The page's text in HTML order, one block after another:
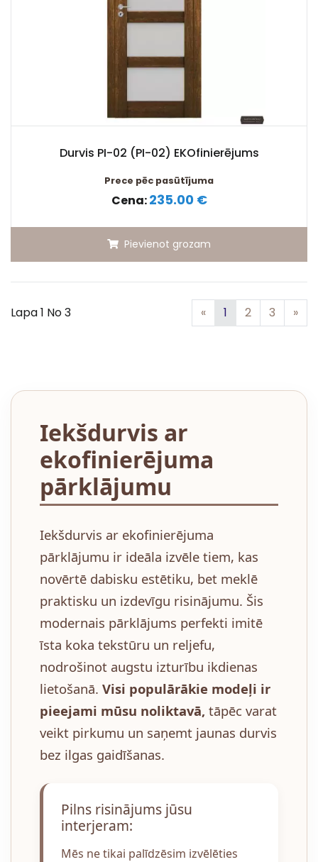
Durvis PI-02 (PI-02) EKOfinierējums
Prece pēc pasūtījuma
Cena:235.00 €
Pievienot grozam
Lapa 1 No 3 «Iepriekšējā
1 2 3 »
Iekšdurvis ar
ekofinierējuma
pārklājumu
Iekšdurvis ar ekofinierējuma
pārklājumu ir ideāla izvēle tiem, kas
novērtē dabisku estētiku, bet meklē
praktisku un izdevīgu risinājumu. Šis
modernais pārklājums perfekti imitē
īsta koka tekstūru un reljefu,
nodrošinot augstu izturību ikdienas
lietošanā. Visi populārākie modeļi ir
pieejami mūsu noliktavā, tāpēc varat
veikt pirkumu un saņemt jaunas durvis
bez ilgas gaidīšanas.
Pilns risinājums jūsu
interjeram:
Mēs ne tikai palīdzēsim izvēlēties